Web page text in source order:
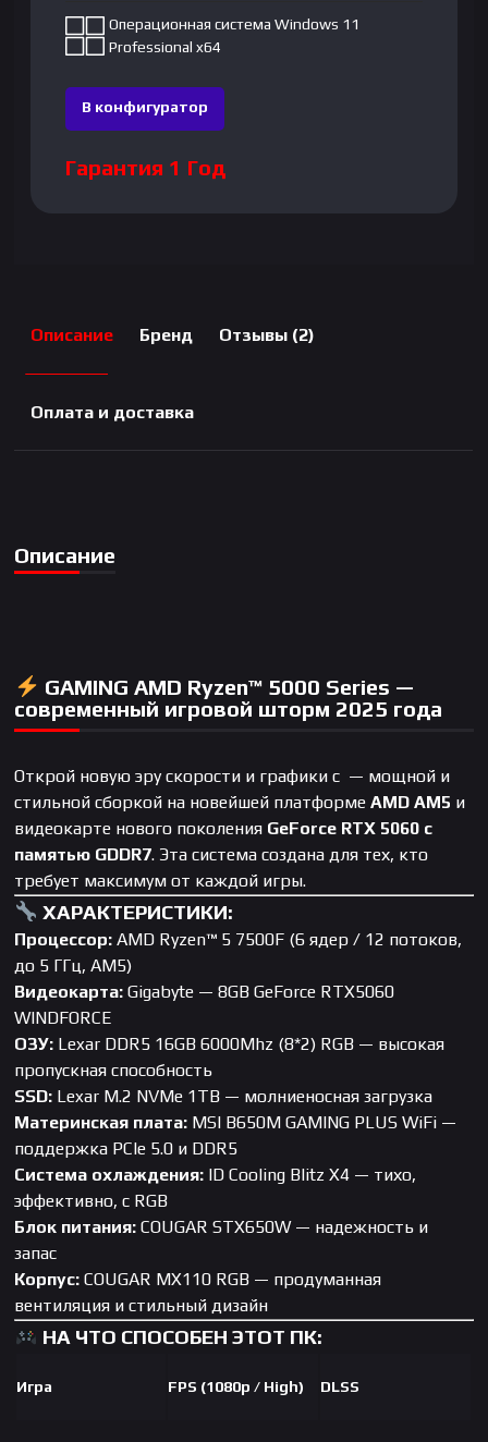
Операционная система Windows 11
Professional x64
В конфигуратор
Гарантия 1 Год
Описание Бренд Отзывы (2)
Оплата и доставка
Описание
GAMING AMD Ryzen™ 5000 Series —
современный игровой шторм 2025 года
Открой новую эру скорости и графики с — мощной и
стильной сборкой на новейшей платформеAMD AM5 и
видеокарте нового поколения GeForce RTX 5060 с
памятью GDDR7. Эта система создана для тех, кто
требует максимум от каждой игры.
ХАРАКТЕРИСТИКИ:
Процессор: AMD Ryzen™ 5 7500F (6 ядер / 12 потоков,
до 5 ГГц, AM5)
Видеокарта: Gigabyte — 8GB GeForce RTX5060
WINDFORCE
ОЗУ: Lexar DDR5 16GB 6000Mhz (8*2) RGB — высокая
пропускная способность
SSD: Lexar M.2 NVMe 1TB — молниеносная загрузка
Материнская плата: MSI B650M GAMING PLUS WiFi —
поддержка PCIe 5.0 и DDR5
Система охлаждения: ID Cooling Blitz X4 — тихо,
эффективно, с RGB
Блок питания: COUGAR STX650W — надежность и
запас
Корпус: COUGAR MX110 RGB — продуманная
вентиляция и стильный дизайн
НА ЧТО СПОСОБЕН ЭТОТ ПК:
Игра FPS (1080p / High) DLSS